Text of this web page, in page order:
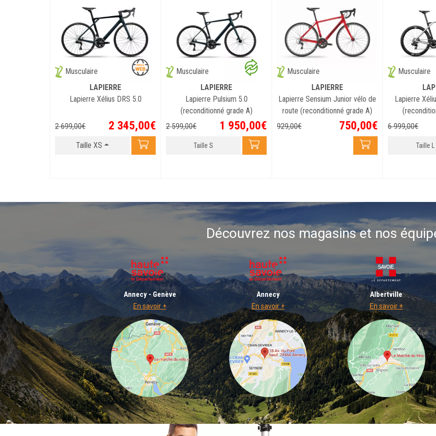
de numéro
fait sur
vous avez
Le vélo à
technique,
Vélo.com
privilégié à
questions
Musculaire
LAPIERRE
Lapierre Xélius DRS 5.0
2 699,00€ 2 345,00€
Taille XS
Musculaire
LAPIERRE
Lapierre Pulsium 5.0
(reconditionné grade A)
2 599,00€ 1 950,00€
Taille S
Musculaire
LAPIERRE
Lapierre Sensium Junior vélo de
route (reconditionné grade A)
929,00€ 750,00€
Musculaire
Lapierre
6 999,00€
Taille L
Découvrez nos magasins et nos
Annecy - Genève
En savoir +
Annecy
En savoir +
Albertville
En savoir +